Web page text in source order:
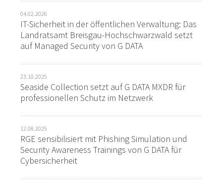
04.02.2026
IT-Sicherheit in der öffentlichen Verwaltung: Das
Landratsamt Breisgau-Hochschwarzwald setzt
auf Managed Security von G DATA
23.10.2025
Seaside Collection setzt auf G DATA MXDR für
professionellen Schutz im Netzwerk
12.08.2025
RGE sensibilisiert mit Phishing Simulation und
Security Awareness Trainings von G DATA für
Cybersicherheit